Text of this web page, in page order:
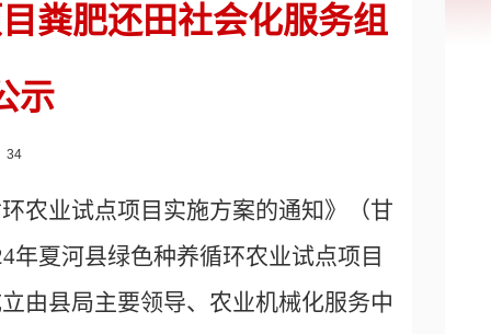
粪肥还田社会化服务组
示
34
农业试点项目实施方案的通知》（甘
年夏河县绿色种养循环农业试点项目
由县局主要领导、农业机械化服务中